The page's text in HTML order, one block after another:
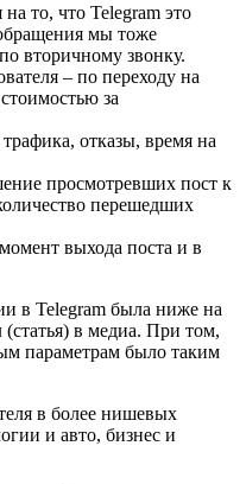
то, что Telegram это
мы тоже
вторичному звонку.
– по переходу на
за
отказы, время на
просмотревших пост к
перешедших
выхода поста и в
в Telegram была ниже на
в медиа. При том,
параметрам было таким
в более нишевых
и авто, бизнес и